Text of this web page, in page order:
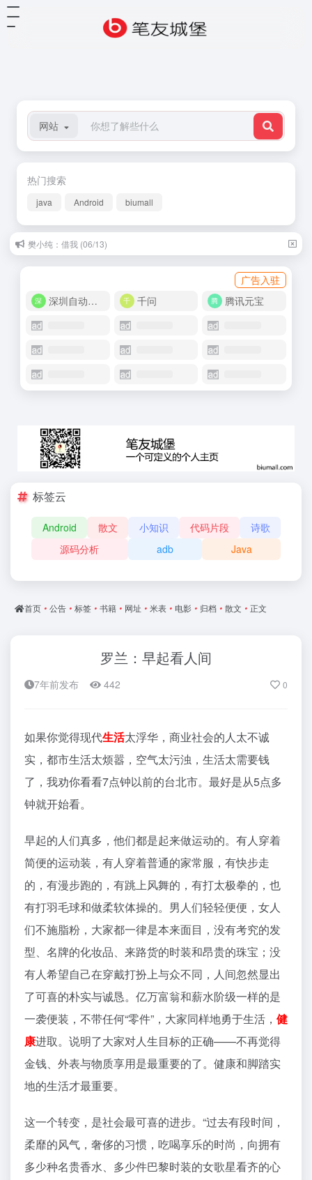
网站
热门搜索
java Android biumall
樊小纯：借我 (06/13)
狄兰·托马斯：不要温和地走进那个良夜 (10/26)
广告入驻
深圳自动化商城
千问 腾讯元宝
标签云
Android 散文 小知识 代码片段
诗歌
源码分析
adb Java
首页 • 公告 • 标签 • 书籍 • 网址 • 米表 • 电影 • 归档 • 散文 • 正文
罗兰：早起看人间
7年前发布 442 0
如果你觉得现代生活太浮华，商业社会的人太不诚
实，都市生活太烦嚣，空气太污浊，生活太需要钱
了，我劝你看看7点钟以前的台北市。最好是从5点多
钟就开始看。
早起的人们真多，他们都是起来做运动的。有人穿着
简便的运动装，有人穿着普通的家常服，有快步走
的，有漫步跑的，有跳上风舞的，有打太极拳的，也
有打羽毛球和做柔软体操的。男人们轻轻便便，女人
们不施脂粉，大家都一律是本来面目，没有考究的发
型、名牌的化妆品、来路货的时装和昂贵的珠宝；没
有人希望自己在穿戴打扮上与众不同，人间忽然显出
了可喜的朴实与诚恳。亿万富翁和薪水阶级一样的是
一袭便装，不带任何“零件”，大家同样地勇于生活， 健
康进取。说明了大家对人生目标的正确——不再觉得
金钱、外表与物质享用是最重要的了。健康和脚踏实
地的生活才最重要。
这一个转变，是社会最可喜的进步。“过去有段时间，
柔靡的风气，奢侈的习惯，吃喝享乐的时尚，向拥有
多少种名贵香水、多少件巴黎时装的女歌星看齐的心